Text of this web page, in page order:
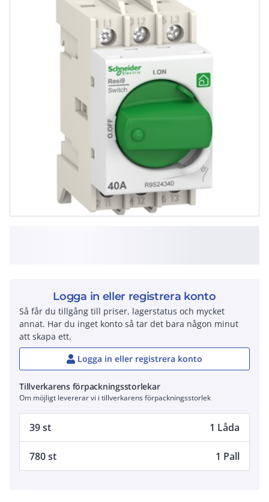
Logga in eller registrera konto
Så får du tillgång till priser, lagerstatus och mycket
annat. Har du inget konto så tar det bara någon minut
att skapa ett.
Logga in eller registrera konto
Tillverkarens förpackningsstorlekar
Om möjligt levererar vi i tillverkarens förpackningsstorlek
39 st 1 Låda
780 st 1 Pall